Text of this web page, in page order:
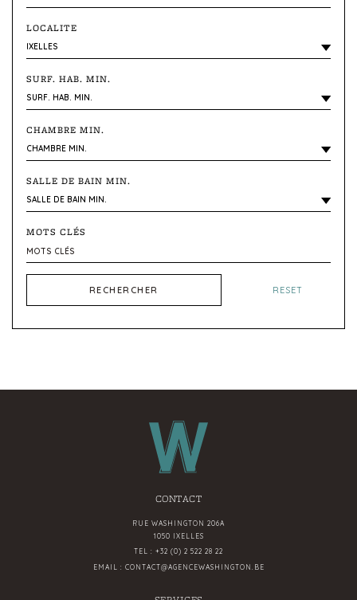
LOCALITE
SURF. HAB. MIN.
CHAMBRE MIN.
SALLE DE BAIN MIN.
MOTS CLÉS
RECHERCHER RESET
CONTACT
RUE WASHINGTON 206A
1050 IXELLES
TEL : +32 (0) 2 522 28 22
EMAIL : CONTACT@AGENCEWASHINGTON.BE